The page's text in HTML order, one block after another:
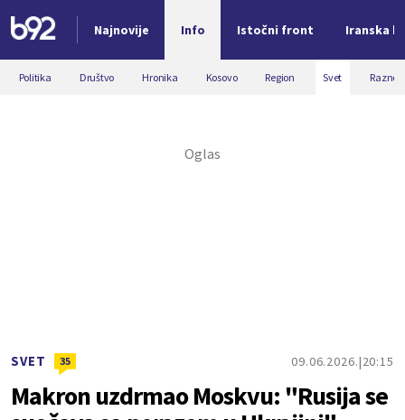
Najnovije Info Istočni front Iranska
Nova vest
Politika Društvo Hronika Kosovo Region Svet Razno
SVET 35 09.06.2026. 20:15
Makron uzdrmao Moskvu: "Rusija se